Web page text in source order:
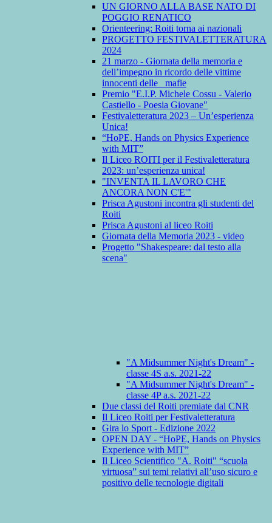
UN GIORNO ALLA BASE NATO DI
POGGIO RENATICO
Orienteering: Roiti torna ai nazionali
PROGETTO FESTIVALETTERATURA
2024
21 marzo - Giornata della memoria e
dell’impegno in ricordo delle vittime
innocenti delle mafie
Premio "E.I.P. Michele Cossu - Valerio
Castiello - Poesia Giovane"
Festivaletteratura 2023 – Un’esperienza
Unica!
“HoPE, Hands on Physics Experience
with MIT”
Il Liceo ROITI per il Festivaletteratura
2023: un’esperienza unica!
"INVENTA IL LAVORO CHE
ANCORA NON C'E'"
Prisca Agustoni incontra gli studenti del
Roiti
Prisca Agustoni al liceo Roiti
Giornata della Memoria 2023 - video
Progetto "Shakespeare: dal testo alla
scena"
"A Midsummer Night's Dream" -
classe 4S a.s. 2021-22
"A Midsummer Night's Dream" -
classe 4P a.s. 2021-22
Due classi del Roiti premiate dal CNR
Il Liceo Roiti per Festivaletteratura
Gira lo Sport - Edizione 2022
OPEN DAY - “HoPE, Hands on Physics
Experience with MIT”
Il Liceo Scientifico "A. Roiti" “scuola
virtuosa” sui temi relativi all’uso sicuro e
positivo delle tecnologie digitali